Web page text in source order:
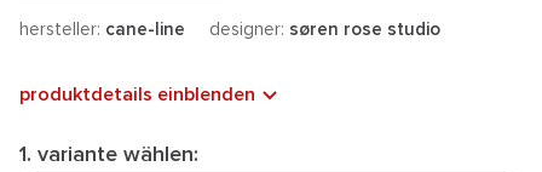
hersteller: cane-line designer: søren rose studio
produktdetails einblenden
1. variante wählen: